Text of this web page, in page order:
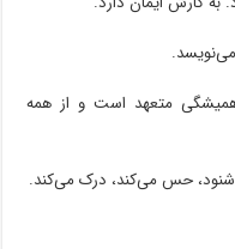
متعهد است و از همه